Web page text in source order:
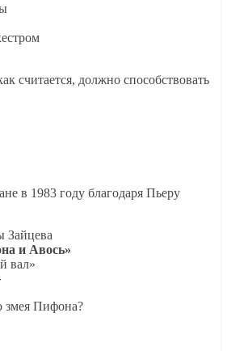
считается, должно способствовать
в 1983 году благодаря Пьеру
Зайцева
и Авось»
вал»
змея Пифона?